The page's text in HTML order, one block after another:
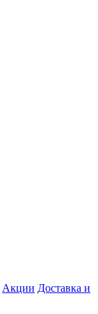
Акции Доставка и